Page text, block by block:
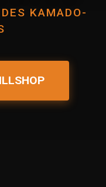
KAMADO-